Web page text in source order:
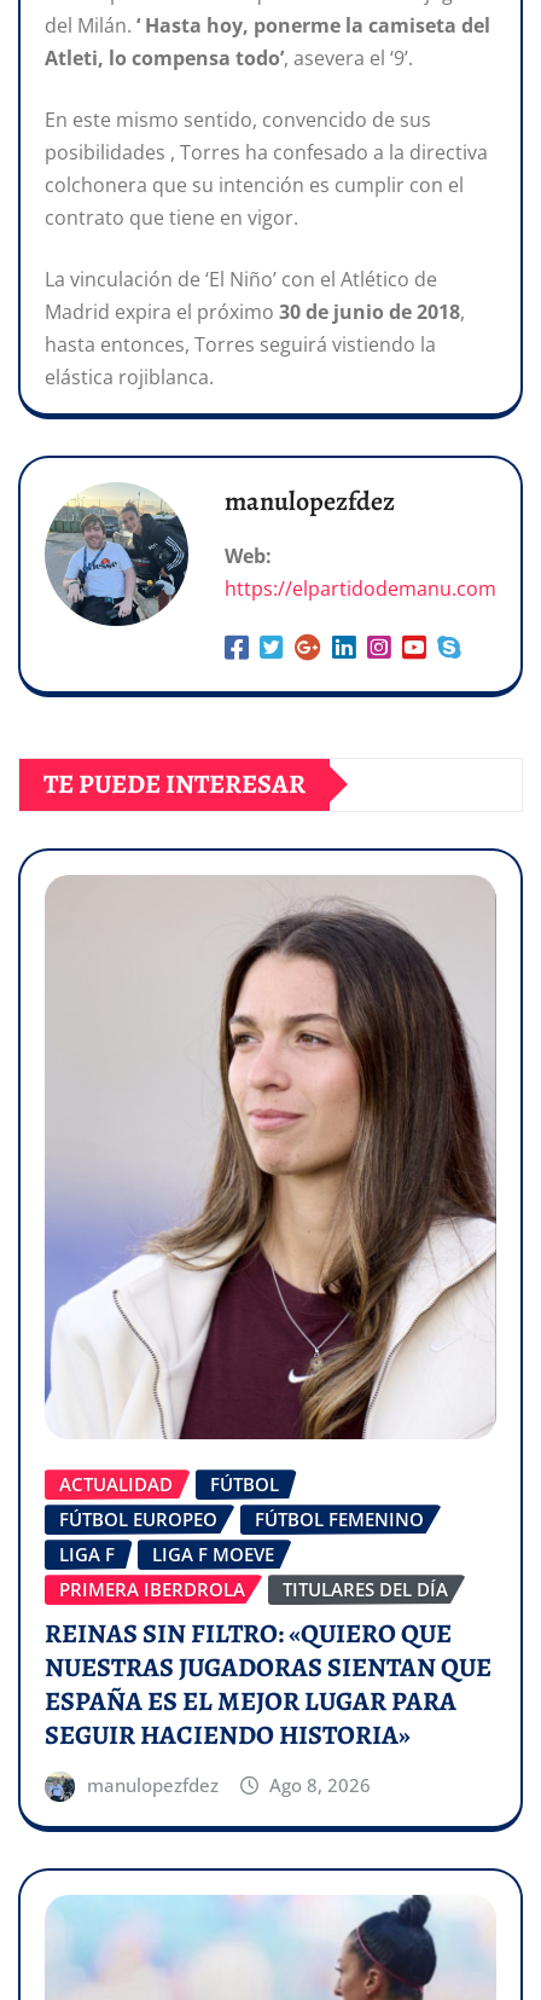
del Milán. ‘ Hasta hoy, ponerme la camiseta del
Atleti, lo compensa todo’, asevera el ‘9’.
En este mismo sentido, convencido de sus
posibilidades , Torres ha confesado a la directiva
colchonera que su intención es cumplir con el
contrato que tiene en vigor.
La vinculación de ‘El Niño’ con el Atlético de
Madrid expira el próximo 30 de junio de 2018,
hasta entonces, Torres seguirá vistiendo la
elástica rojiblanca.
manulopezfdez
Web:
https://elpartidodemanu.com
TE PUEDE INTERESAR
ACTUALIDAD
FÚTBOL
FÚTBOL EUROPEO
FÚTBOL FEMENINO
LIGA F
LIGA F MOEVE
PRIMERA IBERDROLA
TITULARES DEL DÍA
REINAS SIN FILTRO: «QUIERO QUE
NUESTRAS JUGADORAS SIENTAN QUE
ESPAÑA ES EL MEJOR LUGAR PARA
SEGUIR HACIENDO HISTORIA»
manulopezfdez Ago 8, 2026